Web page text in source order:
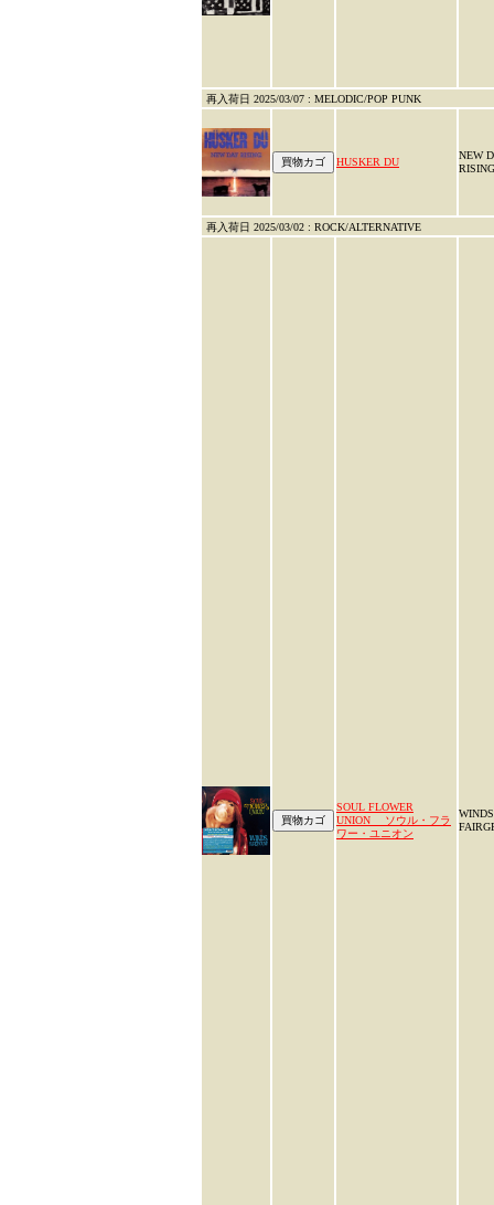
再入荷日 2025/03/07 : MELODIC/POP PUNK
HUSKER DU
NEW
RISING
再入荷日 2025/03/02 : ROCK/ALTERNATIVE
SOUL FLOWER
UNION ソウル・フラ
ワー・ユニオン
WINDS